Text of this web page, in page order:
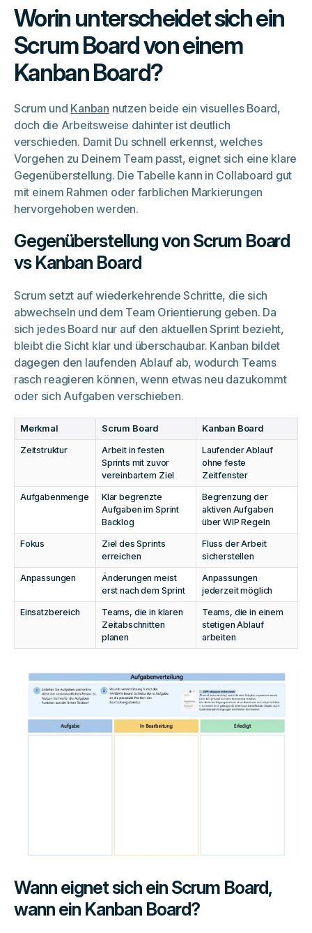
Worin unterscheidet sich ein
Scrum Board von einem
Kanban Board?
Scrum und Kanban nutzen beide ein visuelles Board,
doch die Arbeitsweise dahinter ist deutlich
verschieden. Damit Du schnell erkennst, welches
Vorgehen zu Deinem Team passt, eignet sich eine klare
Gegenüberstellung. Die Tabelle kann in Collaboard gut
mit einem Rahmen oder farblichen Markierungen
hervorgehoben werden.
Gegenüberstellung von Scrum Board
vs Kanban Board
Scrum setzt auf wiederkehrende Schritte, die sich
abwechseln und dem Team Orientierung geben. Da
sich jedes Board nur auf den aktuellen Sprint bezieht,
bleibt die Sicht klar und überschaubar. Kanban bildet
dagegen den laufenden Ablauf ab, wodurch Teams
rasch reagieren können, wenn etwas neu dazukommt
oder sich Aufgaben verschieben.
Merkmal Scrum Board Kanban Board
Zeitstruktur
Arbeit in festen
Sprints mit zuvor
vereinbartem Ziel
Laufender Ablauf
ohne feste
Zeitfenster
Aufgabenmenge
Klar begrenzte
Aufgaben im Sprint
Backlog
Begrenzung der
aktiven Aufgaben
über WIP Regeln
Fokus
Ziel des Sprints
erreichen
Fluss der Arbeit
sicherstellen
Anpassungen
Änderungen meist
erst nach dem Sprint
Anpassungen
jederzeit möglich
Einsatzbereich
Teams, die in klaren
Zeitabschnitten
planen
Teams, die in einem
stetigen Ablauf
arbeiten
Wann eignet sich ein Scrum Board,
wann ein Kanban Board?